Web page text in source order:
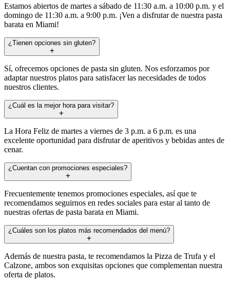
Estamos abiertos de martes a sábado de 11:30 a.m. a 10:00 p.m. y el
domingo de 11:30 a.m. a 9:00 p.m. ¡Ven a disfrutar de nuestra pasta
barata en Miami!
¿Tienen opciones sin gluten?
Sí, ofrecemos opciones de pasta sin gluten. Nos esforzamos por
adaptar nuestros platos para satisfacer las necesidades de todos
nuestros clientes.
¿Cuál es la mejor hora para visitar?
La Hora Feliz de martes a viernes de 3 p.m. a 6 p.m. es una
excelente oportunidad para disfrutar de aperitivos y bebidas antes de
cenar.
¿Cuentan con promociones especiales?
Frecuentemente tenemos promociones especiales, así que te
recomendamos seguirnos en redes sociales para estar al tanto de
nuestras ofertas de pasta barata en Miami.
¿Cuáles son los platos más recomendados del menú?
Además de nuestra pasta, te recomendamos la Pizza de Trufa y el
Calzone, ambos son exquisitas opciones que complementan nuestra
oferta de platos.